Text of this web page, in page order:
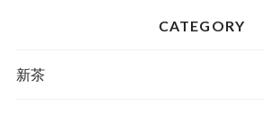
CATEGORY
新茶